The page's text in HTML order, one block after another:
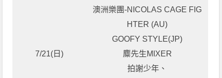
7/21(日)
澳洲樂團-NICOLAS CAGE FIG
HTER (AU)
GOOFY STYLE(JP)
麋先生MIXER
拍謝少年、